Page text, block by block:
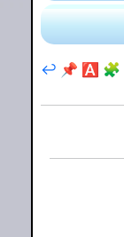
🧩
🅰️
📌
↩️